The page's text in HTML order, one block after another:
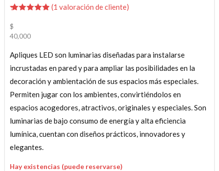
con
de 5 en
base a
de un
(1 valoración de cliente)
$
40,000
Apliques LED son luminarias diseñadas para instalarse
incrustadas en pared y para ampliar las posibilidades en la
decoración y ambientación de sus espacios más especiales.
Permiten jugar con los ambientes, convirtiéndolos en
espacios acogedores, atractivos, originales y especiales. Son
luminarias de bajo consumo de energía y alta eficiencia
lumínica, cuentan con diseños prácticos, innovadores y
elegantes.
Hay existencias (puede reservarse)